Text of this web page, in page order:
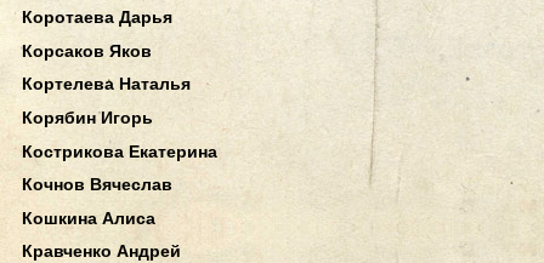
Коротаева Дарья
Корсаков Яков
Кортелева Наталья
Корябин Игорь
Кострикова Екатерина
Кочнов Вячеслав
Кошкина Алиса
Кравченко Андрей